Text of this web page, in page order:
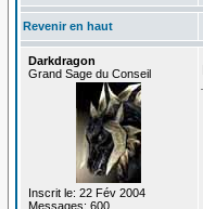
Revenir en haut
Darkdragon
Grand Sage du Conseil
Inscrit le: 22 Fév 2004
Messages: 600